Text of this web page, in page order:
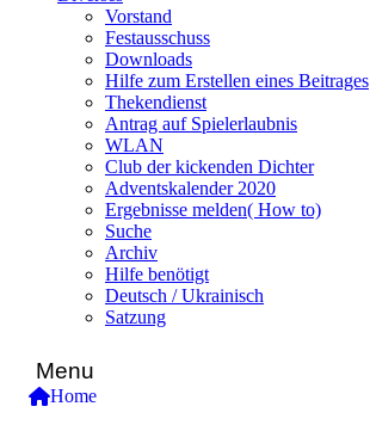
Vorstand
Festausschuss
Downloads
Hilfe zum Erstellen eines Beitrages
Thekendienst
Antrag auf Spielerlaubnis
WLAN
Club der kickenden Dichter
Adventskalender 2020
Ergebnisse melden( How to)
Suche
Archiv
Hilfe benötigt
Deutsch / Ukrainisch
Satzung
Menu
Home